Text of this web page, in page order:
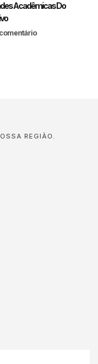
Acadêmicas Do
REGIÃO.